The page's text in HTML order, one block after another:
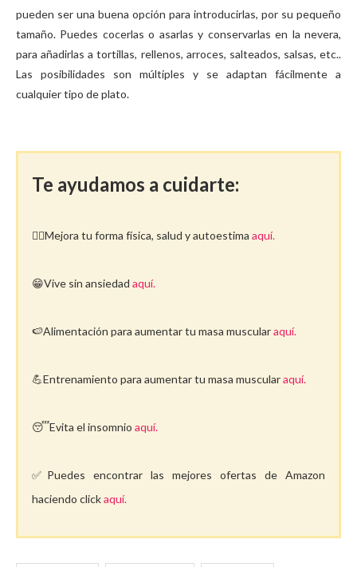
pueden ser una buena opción para introducirlas, por su pequeño
tamaño. Puedes cocerlas o asarlas y conservarlas en la nevera,
para añadirlas a tortillas, rellenos, arroces, salteados, salsas, etc..
Las posibilidades son múltiples y se adaptan fácilmente a
cualquier tipo de plato.
Te ayudamos a cuidarte:
🤸‍♀️Mejora tu forma física, salud y autoestima aquí.
😁Vive sin ansiedad aquí.
🍉Alimentación para aumentar tu masa muscularaquí.
💪Entrenamiento para aumentar tu masa muscularaquí.
😴Evita el insomnio aquí.
✅Puedes encontrar las mejores ofertas de Amazon
haciendo clickaquí.